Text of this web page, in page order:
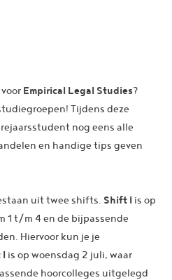
Empirical Legal Studies?
Tijdens deze
nog eens alle
en handige tips geven
uit twee shifts. Shift I is op
1 t/m 4 en de bijpassende
Hiervoor kun je je
is op woensdag 2 juli, waar
hoorcolleges uitgelegd